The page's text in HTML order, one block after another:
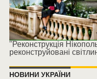
"Реконструкція
реконструйовані
НОВИНИ УКРАЇНИ